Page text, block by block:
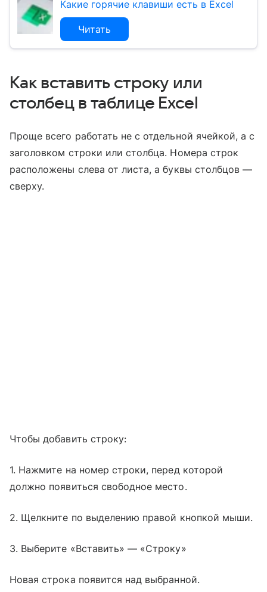
Какие горячие клавиши есть в Excel
Читать
Как вставить строку или
столбец в таблице Excel
Проще всего работать не с отдельной ячейкой, а с
заголовком строки или столбца. Номера строк
расположены слева от листа, а буквы столбцов —
сверху.
Чтобы добавить строку:
1. Нажмите на номер строки, перед которой
должно появиться свободное место.
2. Щелкните по выделению правой кнопкой мыши.
3. Выберите «Вставить» — «Строку»
Новая строка появится над выбранной.